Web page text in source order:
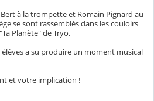
à la trompette et Romain Pignard au
se sont rassemblés dans les couloirs
Planète" de Tryo.
élèves a su produire un moment musical
et votre implication !